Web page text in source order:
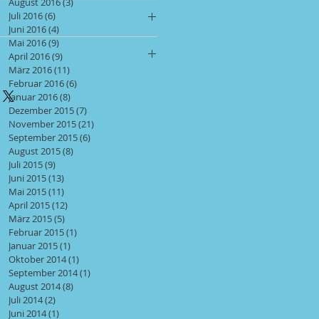
Füge hier Informationen zu
z. B. Informationen zu
sowie allgemeine Pflege-
Es ist ein idealer Ort, um
das Produkt besonders macht
profitieren.
Erkläre Kunden hier,
mit dem Kauf nicht
Widerrufs- und
sind rechtlich
sind eine gute Möglichkeit, das
zu gewinnen.
Informiere Kunden
Verpackung und
Versandregelungen sind
und eine gute Möglichkeit,
Kunden zu gewinnen.
Juli 2016(6)
Juni 2016(4)
Mai 2016(9)
April 2016(9)
März 2016(11)
Februar 2016(6)
Januar 2016(8)
Dezember 2015(7)
November 2015(21)
September 2015(6)
August 2015(8)
Juli 2015(9)
Juni 2015(13)
Mai 2015(11)
April 2015(12)
März 2015(5)
Februar 2015(1)
Januar 2015(1)
Oktober 2014(1)
September 2014(1)
August 2014(8)
Juli 2014(2)
Juni 2014(1)